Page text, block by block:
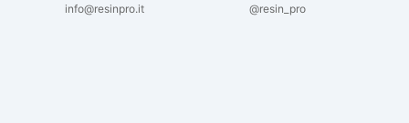
info@resinpro.it @resin_pro